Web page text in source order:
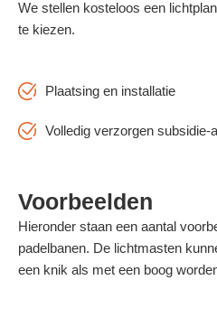
We stellen kosteloos een
te kiezen.
Plaatsing en installatie
Volledig verzorgen subsidie-
Voorbeelden
Hieronder staan een aantal
padelbanen. De lichtmasten
een knik als met een boog